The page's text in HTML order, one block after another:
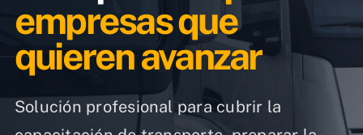
Contacto
empresas que
quieren avanzar
Solución profesional para cubrir la